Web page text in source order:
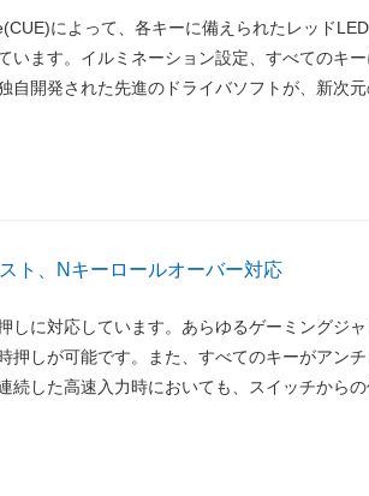
によって、各キーに備えられたレッド
います。イルミネーション設定、すべてのキ
自開発された先進のドライバソフトが、新次
ト、Nキーロールオーバー対応
しに対応しています。あらゆるゲーミングジャ
押しが可能です。また、すべてのキーがアン
続した高速入力時においても、スイッチから